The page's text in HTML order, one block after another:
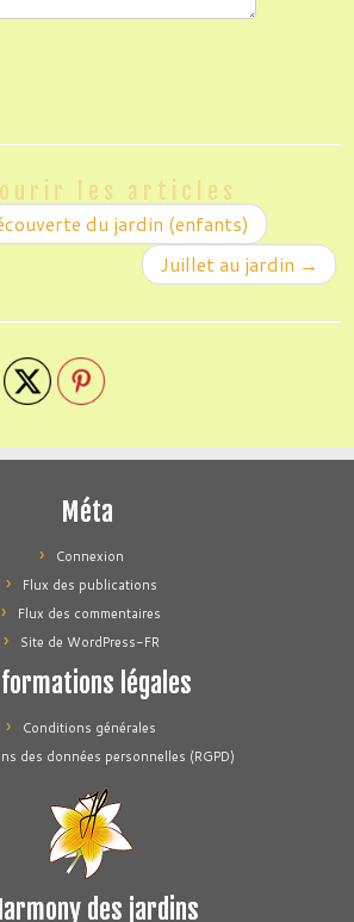
les articles
du jardin (enfants)
Juillet au jardin →
Méta
Connexion
Flux des publications
Flux des commentaires
Site de WordPress-FR
légales
Conditions générales
des données personnelles (RGPD)
des jardins